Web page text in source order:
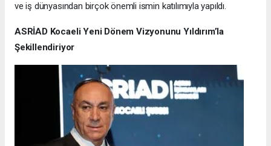
ve iş dünyasından birçok önemli ismin katılımıyla yapıldı.
ASRİAD Kocaeli Yeni Dönem Vizyonunu Yıldırım’la
Şekillendiriyor